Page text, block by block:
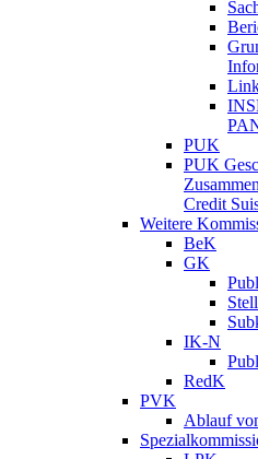
PUK
PUK
Credit
Weitere
BeK
GK
IK-N
RedK
PVK
Ablauf